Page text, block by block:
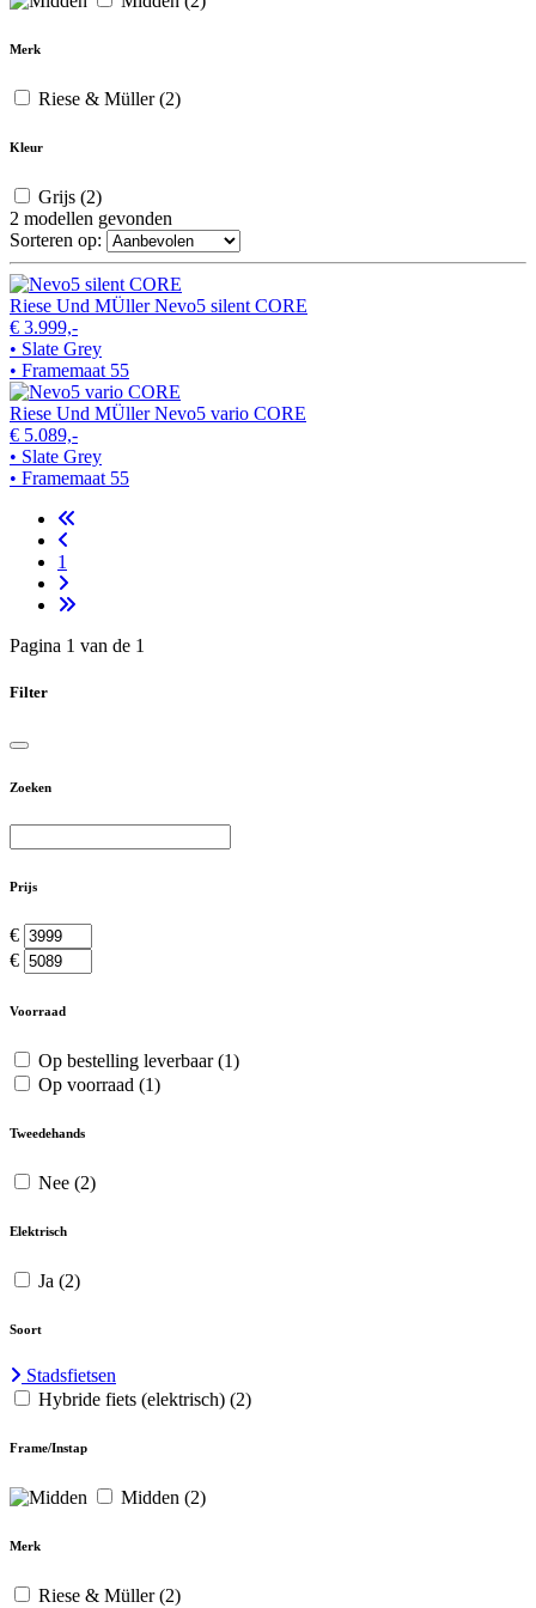
Merk
Riese & Müller(2)
Kleur
Grijs (2)
2 modellen gevonden
Sorteren op:
Riese Und MÜller Nevo5 silent CORE
€ 3.999,-
• Slate Grey
• Framemaat 55
Riese Und MÜller Nevo5 vario CORE
€ 5.089,-
• Slate Grey
• Framemaat 55
1
Pagina 1 van de 1
Filter
Zoeken
Prijs
€
€
Voorraad
Op bestelling leverbaar(1)
Op voorraad (1)
Tweedehands
Nee (2)
Elektrisch
Ja (2)
Soort
Stadsfietsen
Hybride fiets (elektrisch) (2)
Frame/Instap
Midden (2)
Merk
Riese & Müller(2)